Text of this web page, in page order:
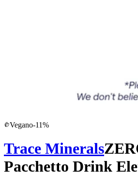
Vegano-11%
Trace Minerals
Pacchetto Drink